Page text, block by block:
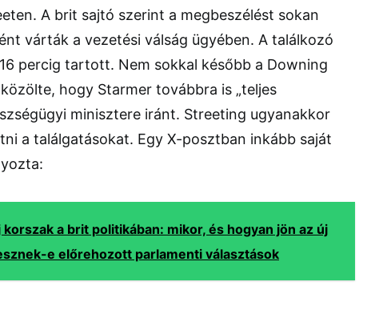
A brit sajtó szerint a megbeszélést sokan
várták a vezetési válság ügyében. A találkozó
percig tartott. Nem sokkal később a Downing
hogy Starmer továbbra is „teljes
minisztere iránt. Streeting ugyanakkor
a találgatásokat. Egy X-posztban inkább saját
korszak a brit politikában: mikor, és hogyan jön az új
e előrehozott parlamenti választások